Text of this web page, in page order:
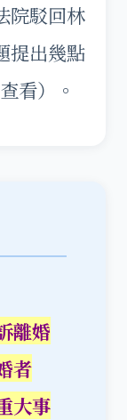
院駁回林
提出幾點
看）。
離婚
者
大事